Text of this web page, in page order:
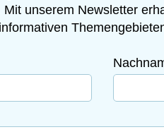
unserem Newsletter